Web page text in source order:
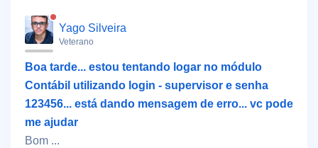
Yago Silveira
Veterano
Boa tarde... estou tentando logar no módulo
Contábil utilizando login - supervisor e senha
123456... está dando mensagem de erro... vc pode
me ajudar
Bom ...